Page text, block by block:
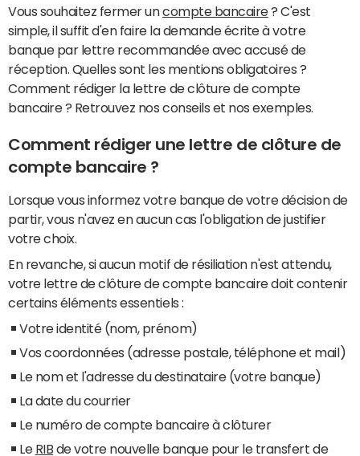
Vous souhaitez fermer uncompte bancaire? C'est
simple, il suffit d'en faire la demande écrite à votre
banque par lettre recommandée avec accusé de
réception. Quelles sont les mentions obligatoires ?
Comment rédiger la lettre de clôture de compte
bancaire ? Retrouvez nos conseils et nos exemples.
Comment rédiger une lettre de clôture de
compte bancaire ?
Lorsque vous informez votre banque de votre décision de
partir, vous n'avez en aucun cas l'obligation de justifier
votre choix.
En revanche, si aucun motif de résiliation n'est attendu,
votre lettre de clôture de compte bancaire doit contenir
certains éléments essentiels :
Votre identité (nom, prénom)
Vos coordonnées (adresse postale, téléphone et mail)
Le nom et l'adresse du destinataire (votre banque)
La date du courrier
Le numéro de compte bancaire à clôturer
Le RIB de votre nouvelle banque pour le transfert de